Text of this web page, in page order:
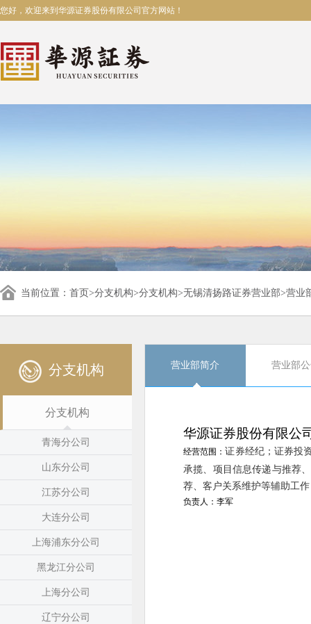
您好，欢迎来到华源证券股份有限公司官方网站！
当前位置： 首页>分支机构>分支机构>无锡清扬路证券营业部>营业
分支机构
分支机构
青海分公司
山东分公司
江苏分公司
大连分公司
上海浦东分公司
黑龙江分公司
上海分公司
辽宁分公司
营业部简介 营业部
华源证券股份有限公
经营范围：证券经纪；证券投
承揽、项目信息传递与推荐
荐、客户关系维护等辅助工
负责人：李军